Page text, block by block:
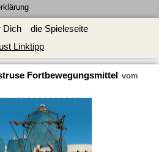
Dich
die Spieleseite
Linktipp
Fortbewegungsmittel
vom